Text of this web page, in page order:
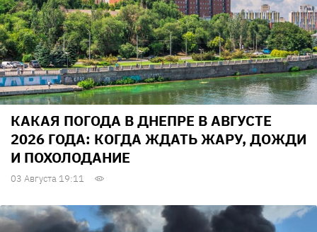
КАКАЯ ПОГОДА В ДНЕПРЕ В АВГУСТЕ
2026 ГОДА: КОГДА ЖДАТЬ ЖАРУ, ДОЖДИ
И ПОХОЛОДАНИЕ
03 Августа 19:11